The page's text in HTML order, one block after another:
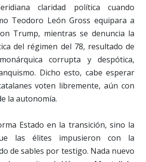
claridad política cuando
Teodoro León Gross equipara a
Trump, mientras se denuncia la
del régimen del 78, resultado de
corrupta y despótica,
Dicho esto, cabe esperar
voten libremente, aún con
la autonomía.
Estado en la transición, sino la
las élites impusieron con la
de sables por testigo. Nada nuevo